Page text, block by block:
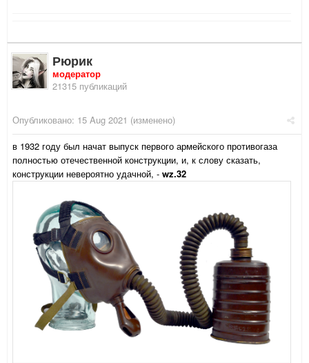
Рюрик
модератор
21315 публикаций
Опубликовано: 15 Aug 2021 (изменено)
в 1932 году был начат выпуск первого армейского противогаза
полностью отечественной конструкции, и, к слову сказать,
конструкции невероятно удачной, - wz.32